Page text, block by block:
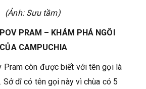
(Ảnh: Sưu tầm)
PRAM – KHÁM PHÁ NGÔI
CAMPUCHIA
Pram còn được biết với tên gọi là
Sở dĩ có tên gọi này vì chùa có 5